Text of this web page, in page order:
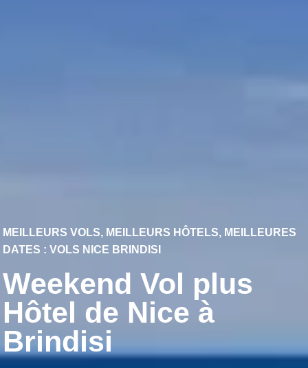
MEILLEURS VOLS, MEILLEURS HÔTELS, MEILLEURES
DATES : VOLS NICE BRINDISI
Weekend Vol plus
Hôtel de Nice à
Brindisi